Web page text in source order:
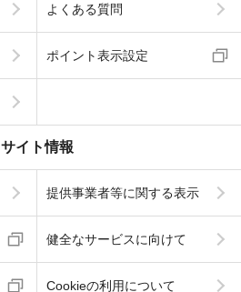
よくある質問
ポイント表示設定
サイト情報
提供事業者等に関する表示
健全なサービスに向けて
Cookieの利用について